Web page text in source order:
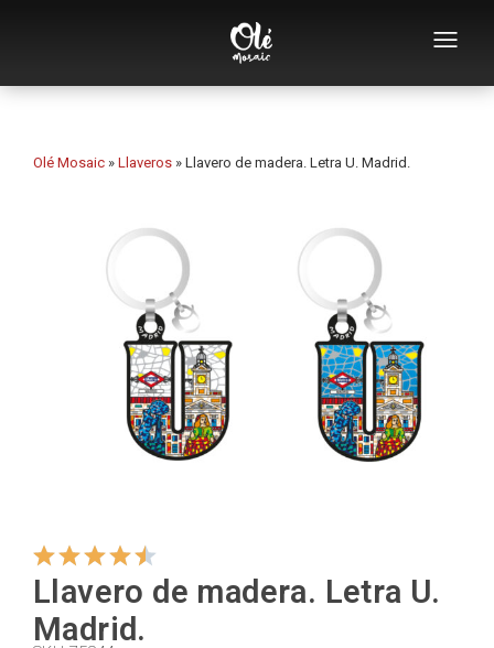
Empresa
Abridores
Tazas
Bols
Colgadores
Cortadores
Olé Mosaic » Llaveros » Llavero de madera. Letra U. Madrid.
Llavero de madera. Letra U.
Madrid.